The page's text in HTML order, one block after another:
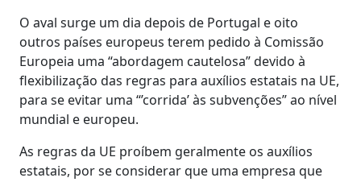
O aval surge um dia depois de Portugal e oito
outros países europeus terem pedido à Comissão
Europeia uma “abordagem cautelosa” devido à
flexibilização das regras para auxílios estatais na UE,
para se evitar uma “’corrida’ às subvenções” ao nível
mundial e europeu.
As regras da UE proíbem geralmente os auxílios
estatais, por se considerar que uma empresa que